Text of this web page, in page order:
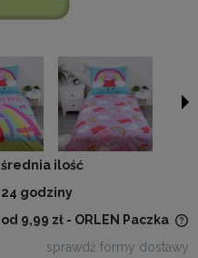
średnia ilość
24 godziny
od 9,99 zł - ORLEN Paczka
sprawdź formy dostawy